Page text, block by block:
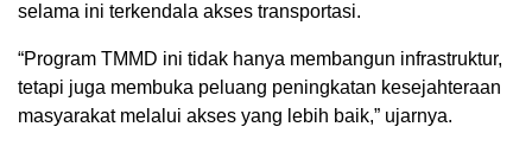
selama ini terkendala akses transportasi.
“Program TMMD ini tidak hanya membangun infrastruktur,
tetapi juga membuka peluang peningkatan kesejahteraan
masyarakat melalui akses yang lebih baik,” ujarnya.